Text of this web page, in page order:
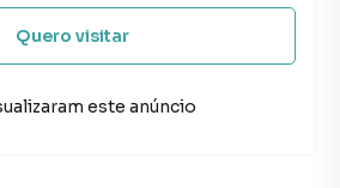
Quero visitar
este anúncio